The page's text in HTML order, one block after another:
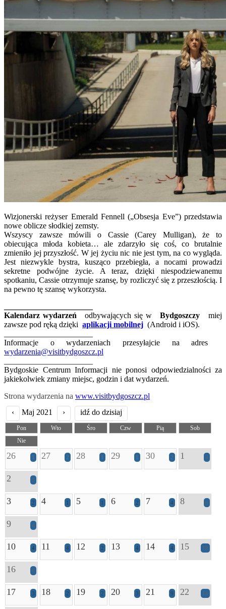
Wizjonerski reżyser Emerald Fennell („Obsesja Eve”) przedstawia
nowe oblicze słodkiej zemsty.
Wszyscy zawsze mówili o Cassie (Carey Mulligan), że to
obiecująca młoda kobieta… ale zdarzyło się coś, co brutalnie
zmieniło jej przyszłość. W jej życiu nic nie jest tym, na co wygląda.
Jest niezwykle bystra, kusząco przebiegła, a nocami prowadzi
sekretne podwójne życie. A teraz, dzięki niespodziewanemu
spotkaniu, Cassie otrzymuje szansę, by rozliczyć się z przeszłością. I
na pewno tę szansę wykorzysta.
Kalendarz wydarzeń odbywających się wBydgoszczy miej
zawsze pod ręką dzięki aplikacji mobilnej (Android i iOS).
Informacje o wydarzeniach przesyłajcie na adres
wydarzenia@visitbydgoszcz.pl
Bydgoskie Centrum Informacji nie ponosi odpowiedzialności za
jakiekolwiek zmiany miejsc, godzin i dat wydarzeń.
Strona wydarzenia na www.visitbydgoszcz.pl
‹
Maj 2021 › idź do dzisiaj
Pon Wto Śro Czw Pią
Sob
Nie
26 1 27 2 28 1 29 1 30 2 1 4
2 3
3 2 4 1 5 1 6 2 7 4 8 6
9 4
10 4 11 4 12 2 13 4 14 4 15 18
16 6
17 3 18 2 19 2 20 3 21 9 22 14